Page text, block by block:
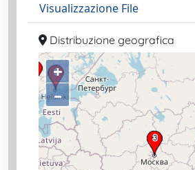
Visualizzazione File
Distribuzione geografica
+
–